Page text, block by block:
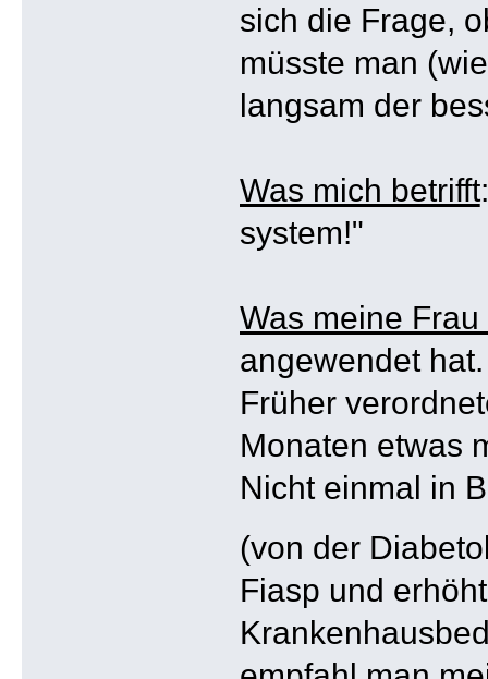
sich die Frage,
müsste man
langsam der
Was mich betrifft
system!"
Was meine Frau
angewendet hat.
Früher
Monaten etwas
Nicht einmal in
(von der
Fiasp und